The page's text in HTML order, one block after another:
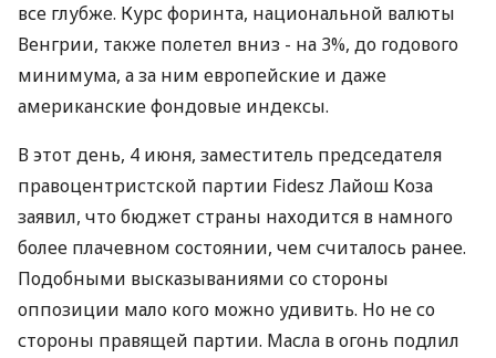
все глубже. Курс форинта, национальной валюты
Венгрии, также полетел вниз - на 3%, до годового
минимума, а за ним европейские и даже
американские фондовые индексы.
В этот день, 4 июня, заместитель председателя
правоцентристской партии Fidesz Лайош Коза
заявил, что бюджет страны находится в намного
более плачевном состоянии, чем считалось ранее.
Подобными высказываниями со стороны
оппозиции мало кого можно удивить. Но не со
стороны правящей партии. Масла в огонь подлил